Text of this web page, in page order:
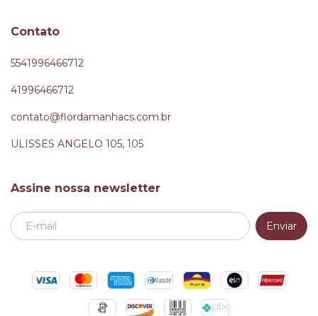
Contato
5541996466712
41996466712
contato@flordamanhacs.com.br
ULISSES ANGELO 105, 105
Assine nossa newsletter